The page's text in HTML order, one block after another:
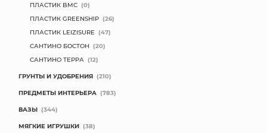
ПЛАСТИК BMC (0)
ПЛАСТИК GREENSHIP (26)
ПЛАСТИК LEIZISURE (47)
САНТИНО БОСТОН (20)
САНТИНО ТЕРРА (12)
ГРУНТЫ И УДОБРЕНИЯ (210)
ПРЕДМЕТЫ ИНТЕРЬЕРА (783)
ВАЗЫ (344)
МЯГКИЕ ИГРУШКИ (38)